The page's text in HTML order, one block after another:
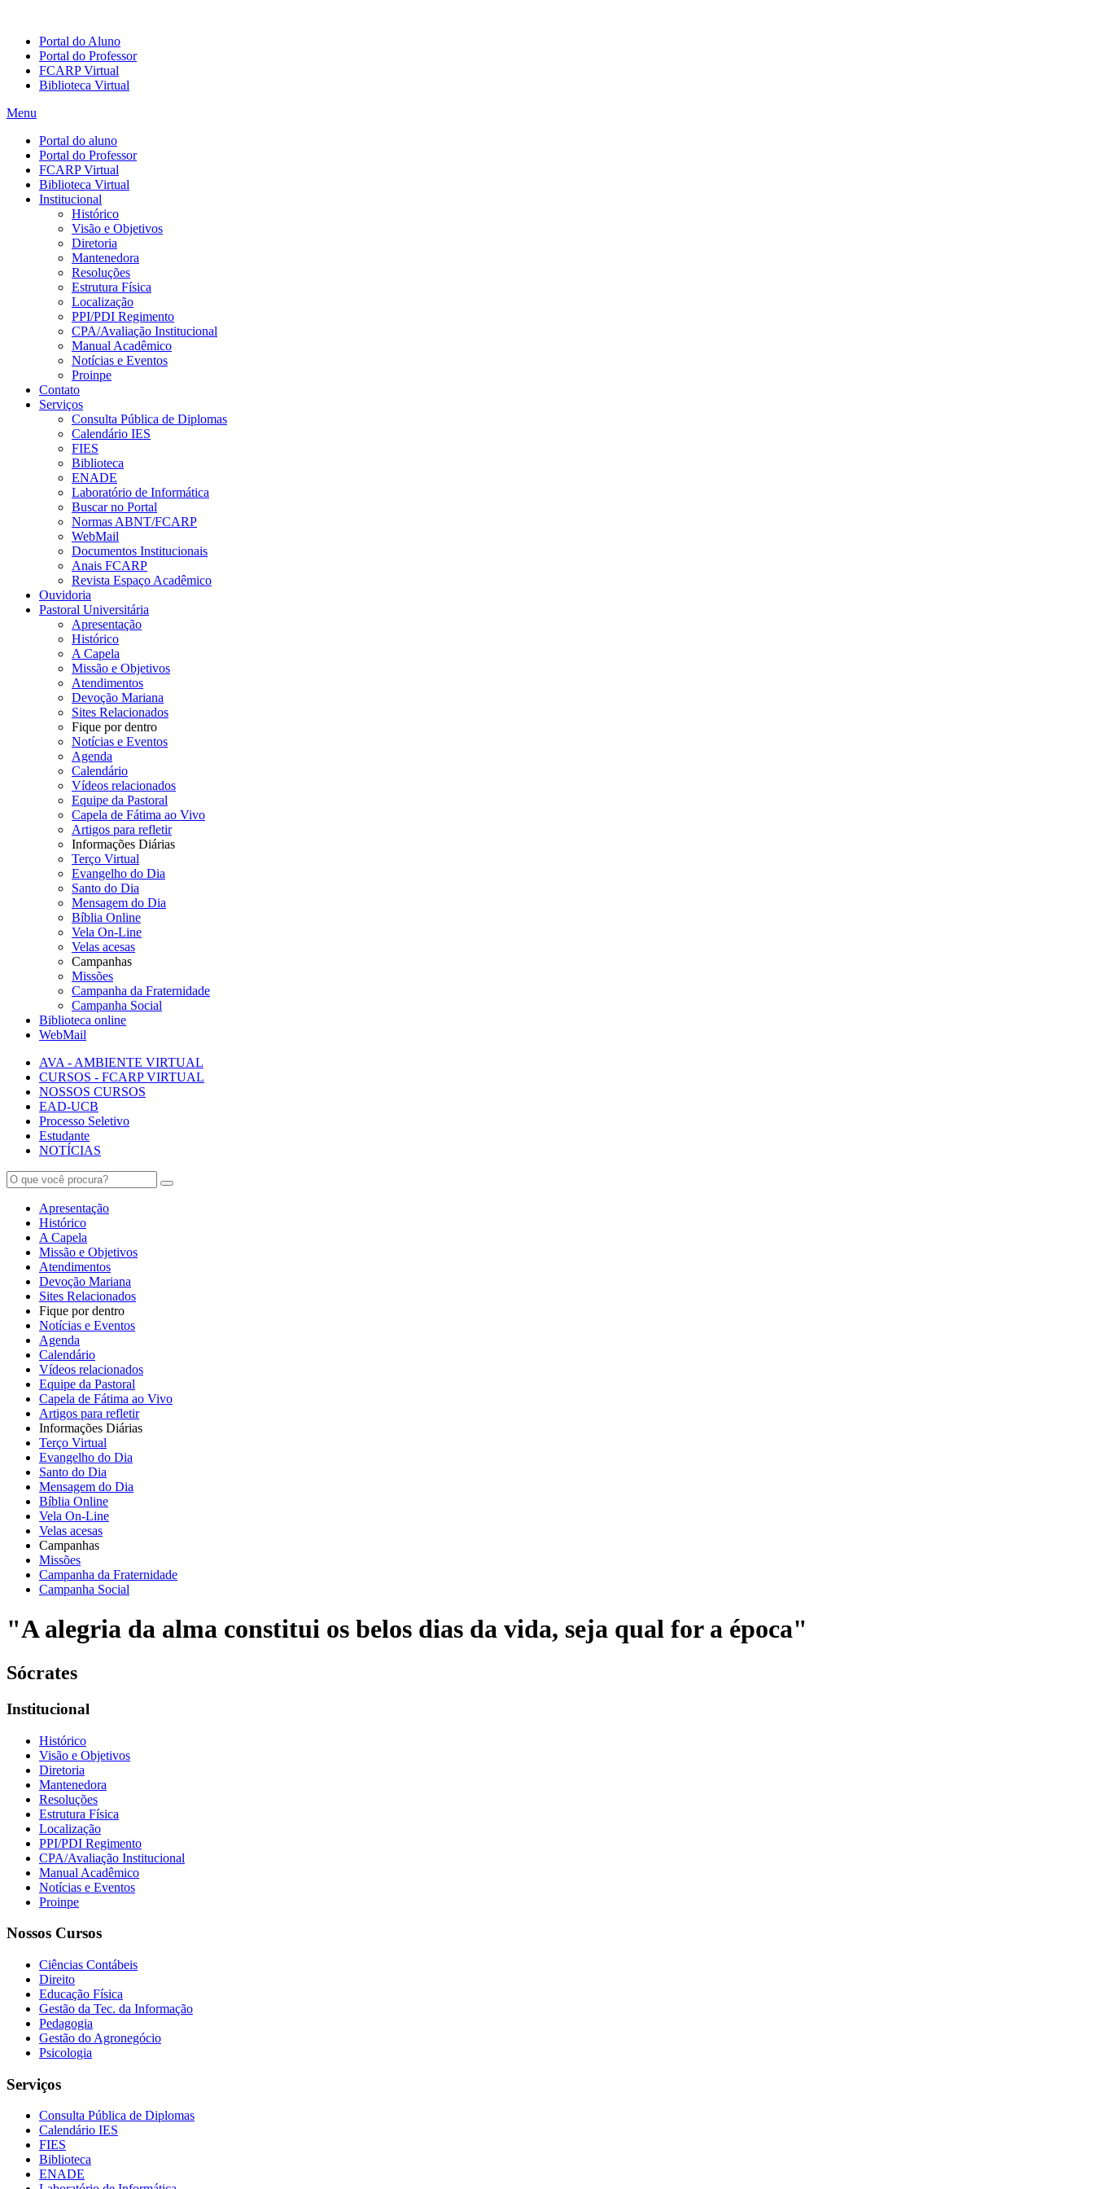
Portal do Aluno
Portal do Professor
FCARP Virtual
Biblioteca Virtual
Menu
Portal do aluno
Portal do Professor
FCARP Virtual
Biblioteca Virtual
Institucional
Histórico
Visão e Objetivos
Diretoria
Mantenedora
Resoluções
Estrutura Física
Localização
PPI/PDI Regimento
CPA/Avaliação Institucional
Manual Acadêmico
Notícias e Eventos
Proinpe
Contato
Serviços
Consulta Pública de Diplomas
Calendário IES
FIES
Biblioteca
ENADE
Laboratório de Informática
Buscar no Portal
Normas ABNT/FCARP
WebMail
Documentos Institucionais
Anais FCARP
Revista Espaço Acadêmico
Ouvidoria
Pastoral Universitária
Apresentação
Histórico
A Capela
Missão e Objetivos
Atendimentos
Devoção Mariana
Sites Relacionados
Fique por dentro
Notícias e Eventos
Agenda
Calendário
Vídeos relacionados
Equipe da Pastoral
Capela de Fátima ao Vivo
Artigos para refletir
Informações Diárias
Terço Virtual
Evangelho do Dia
Santo do Dia
Mensagem do Dia
Bíblia Online
Vela On-Line
Velas acesas
Campanhas
Missões
Campanha da Fraternidade
Campanha Social
Biblioteca online
WebMail
AVA - AMBIENTE VIRTUAL
CURSOS - FCARP VIRTUAL
NOSSOS CURSOS
EAD-UCB
Processo Seletivo
Estudante
NOTÍCIAS
Apresentação
Histórico
A Capela
Missão e Objetivos
Atendimentos
Devoção Mariana
Sites Relacionados
Fique por dentro
Notícias e Eventos
Agenda
Calendário
Vídeos relacionados
Equipe da Pastoral
Capela de Fátima ao Vivo
Artigos para refletir
Informações Diárias
Terço Virtual
Evangelho do Dia
Santo do Dia
Mensagem do Dia
Bíblia Online
Vela On-Line
Velas acesas
Campanhas
Missões
Campanha da Fraternidade
Campanha Social
"A alegria da alma constitui os belos dias da vida, seja qual for a época"
Sócrates
Institucional
Histórico
Visão e Objetivos
Diretoria
Mantenedora
Resoluções
Estrutura Física
Localização
PPI/PDI Regimento
CPA/Avaliação Institucional
Manual Acadêmico
Notícias e Eventos
Proinpe
Nossos Cursos
Ciências Contábeis
Direito
Educação Física
Gestão da Tec. da Informação
Pedagogia
Gestão do Agronegócio
Psicologia
Serviços
Consulta Pública de Diplomas
Calendário IES
FIES
Biblioteca
ENADE